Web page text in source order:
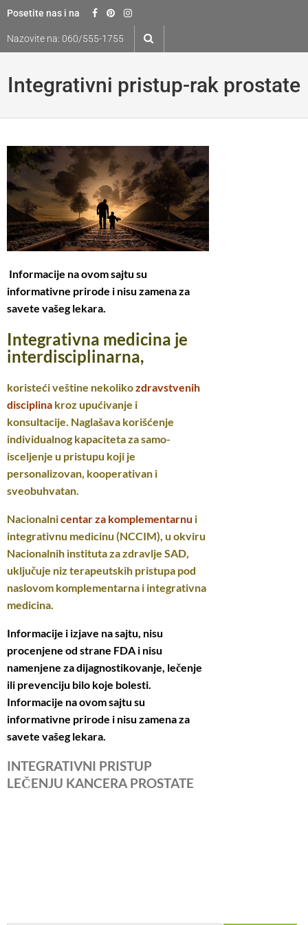
Skip
content
Posetite nas i na
Nazovite na: 060/555-1755
Integrativni pristup-rak prostate
Informacije na ovom sajtu su
informativne prirode i nisu zamena za
savete vašeg lekara.
Integrativna medicina je
interdisciplinarna,
koristeći veštine nekolikozdravstvenih
disciplina kroz upućivanje i
konsultacije. Naglašava korišćenje
individualnog kapaciteta za samo-
isceljenje u pristupu koji je
personalizovan, kooperativan i
sveobuhvatan.
Nacionalnicentar za komplementarnu i
integrativnu medicinu (NCCIM), u okviru
Nacionalnih instituta za zdravlje SAD,
uključuje niz terapeutskih pristupa pod
naslovom komplementarna i integrativna
medicina.
Informacije i izjave na sajtu, nisu
procenjene od strane FDA i nisu
namenjene za dijagnostikovanje, lečenje
ili prevenciju bilo koje bolesti.
Informacije na ovom sajtu su
informativne prirode i nisu zamena za
savete vašeg lekara.
INTEGRATIVNI PRISTUP
LEČENJU KANCERA PROSTATE